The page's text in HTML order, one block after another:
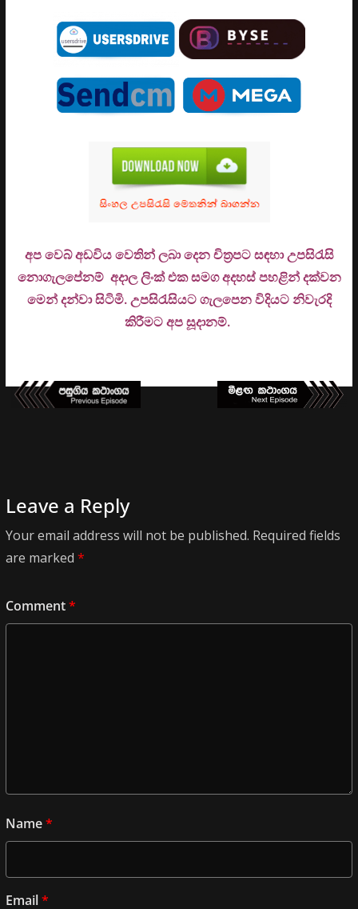
අප වෙබ් අඩවිය වෙතින් ලබා දෙන චිත්‍රපට සඳහා උපසිරැසි
නොගැලපේනම් අදාල ලිංක් එක සමග අදහස් පහළින් දක්වන
මෙන් දන්වා සිටිමි. උපසිරැසියට ගැලපෙන විදියට නිවැරදි
කිරීමට අප සූදානම්.
Leave a Reply
Your email address will not be published. Required fields
are marked *
Comment*
Name*
Email*